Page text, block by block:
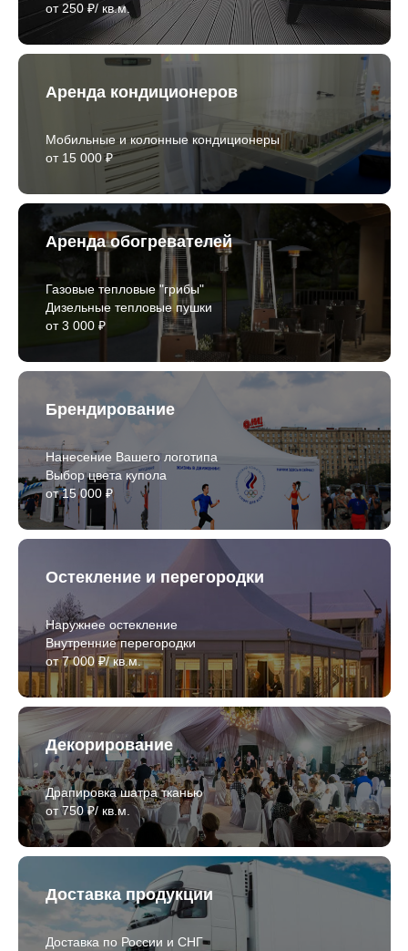
от 250 ₽/ кв.м.
Аренда кондиционеров
Мобильные и колонные кондиционеры
от 15 000 ₽
Аренда обогревателей
Газовые тепловые "грибы"
Дизельные тепловые пушки
от 3 000 ₽
Брендирование
Нанесение Вашего логотипа
Выбор цвета купола
от 15 000 ₽
Остекление и перегородки
Наружнее остекление
Внутренние перегородки
от 7 000 ₽/ кв.м.
Декорирование
Драпировка шатра тканью
от 750 ₽/ кв.м.
Доставка продукции
Доставка по России и СНГ